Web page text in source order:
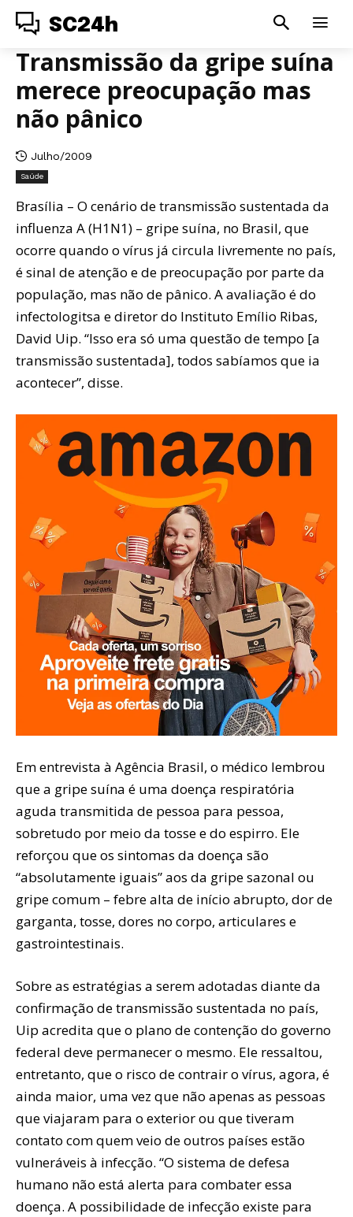
SC24h
Transmissão da gripe suína
merece preocupação mas
não pânico
Julho/2009
Saúde
Brasília – O cenário de transmissão sustentada da
influenza A (H1N1) – gripe suína, no Brasil, que
ocorre quando o vírus já circula livremente no país,
é sinal de atenção e de preocupação por parte da
população, mas não de pânico. A avaliação é do
infectologitsa e diretor do Instituto Emílio Ribas,
David Uip. “Isso era só uma questão de tempo [a
transmissão sustentada], todos sabíamos que ia
acontecer”, disse.
Em entrevista à Agência Brasil, o médico lembrou
que a gripe suína é uma doença respiratória
aguda transmitida de pessoa para pessoa,
sobretudo por meio da tosse e do espirro. Ele
reforçou que os sintomas da doença são
“absolutamente iguais” aos da gripe sazonal ou
gripe comum – febre alta de início abrupto, dor de
garganta, tosse, dores no corpo, articulares e
gastrointestinais.
Sobre as estratégias a serem adotadas diante da
confirmação de transmissão sustentada no país,
Uip acredita que o plano de contenção do governo
federal deve permanecer o mesmo. Ele ressaltou,
entretanto, que o risco de contrair o vírus, agora, é
ainda maior, uma vez que não apenas as pessoas
que viajaram para o exterior ou que tiveram
contato com quem veio de outros países estão
vulneráveis à infecção. “O sistema de defesa
humano não está alerta para combater essa
doença. A possibilidade de infecção existe para